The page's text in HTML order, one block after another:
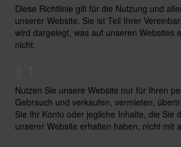
Diese Richtlinie gilt für die Nutzung und
unserer Website. Sie ist Teil Ihrer
wird dargelegt, was auf unseren Websites
nicht.
Nutzen Sie unsere Website nur für Ihren
Gebrauch und verkaufen, vermieten,
Sie Ihr Konto oder jegliche Inhalte, die Sie
unserer Website erhalten haben, nicht mit